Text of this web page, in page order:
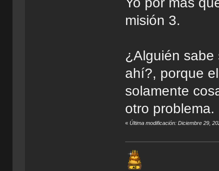
misión 3.
¿Alguién sabe
ahí?, porque
solamente
otro problema.
«Última modificación: Diciembre 29,